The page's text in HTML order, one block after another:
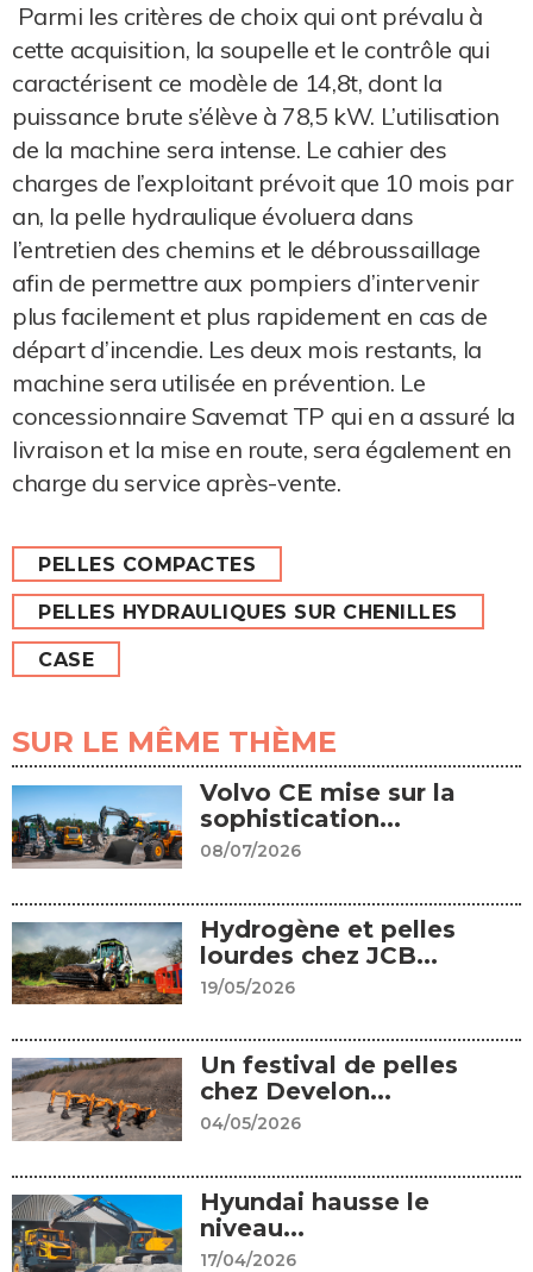
Parmi les critères de choix qui ont prévalu à
cette acquisition, la soupelle et le contrôle qui
caractérisent ce modèle de 14,8t, dont la
puissance brute s’élève à 78,5 kW. L’utilisation
de la machine sera intense. Le cahier des
charges de l’exploitant prévoit que 10 mois par
an, la pelle hydraulique évoluera dans
l’entretien des chemins et le débroussaillage
afin de permettre aux pompiers d’intervenir
plus facilement et plus rapidement en cas de
départ d’incendie. Les deux mois restants, la
machine sera utilisée en prévention. Le
concessionnaire Savemat TP qui en a assuré la
livraison et la mise en route, sera également en
charge du service après-vente.
PELLES COMPACTES
PELLES HYDRAULIQUES SUR CHENILLES
CASE
SUR LE MÊME THÈME
Volvo CE mise sur la
sophistication...
08/07/2026
Hydrogène et pelles
lourdes chez JCB...
19/05/2026
Un festival de pelles
chez Develon...
04/05/2026
Hyundai hausse le
niveau...
17/04/2026